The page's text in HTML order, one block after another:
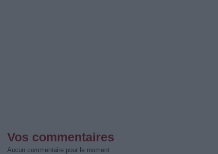
Vos commentaires
Aucun commentaire pour le moment